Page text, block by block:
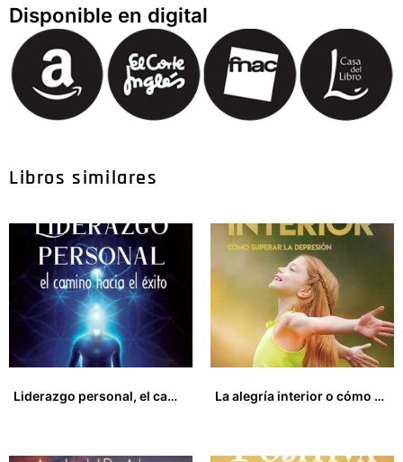
Disponible en digital
Libros similares
Liderazgo personal, el camino hacia el éxito. Claves para desarrollar tu poder interior
La alegría interior o cómo superar la depresión